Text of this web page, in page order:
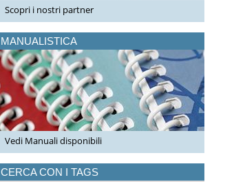
Scopri i nostri partner
MANUALISTICA
Vedi Manuali disponibili
CERCA CON I TAGS